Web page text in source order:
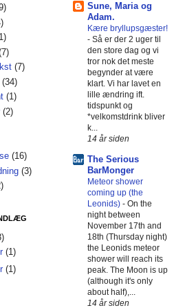
(7)
(34)
(1)
(2)
(16)
(3)
(1)
(1)
Sune, Maria og
Adam.
Kære bryllupsgæster!
- Så er der 2 uger til
den store dag og vi
tror nok det meste
begynder at være
klart. Vi har lavet en
lille ændring ift.
tidspunkt og
*velkomstdrink bliver
k...
14 år siden
The Serious
BarMonger
Meteor shower
coming up (the
Leonids) - On the
night between
November 17th and
18th (Thursday night)
the Leonids meteor
shower will reach its
peak. The Moon is up
(although it's only
about half),...
14 år siden